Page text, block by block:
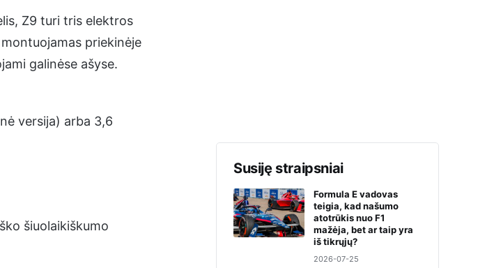
Z9 turi tris elektros
priekinėje
galinėse ašyse.
versija) arba 3,6
šiuolaikiškumo
Susiję straipsniai
Formula E vadovas
teigia, kad našumo
atotrūkis nuo F1
mažėja, bet ar taip yra
iš tikrųjų?
2026-07-25